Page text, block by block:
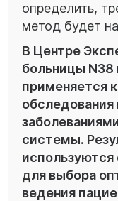
определить,
метод будет
В Центре
больницы
применяется
обследования
системы.
для выбора
ведения